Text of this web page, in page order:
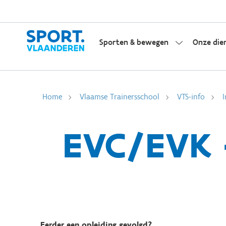
Sporten & bewegen Onze
Home Vlaamse Trainersschool VTS-info
EVC/